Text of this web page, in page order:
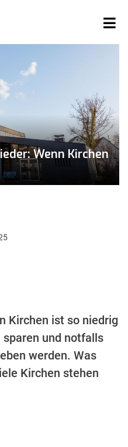
Wenn Kirchen
Kirchen ist so niedrig
sparen und notfalls
werden. Was
Kirchen stehen